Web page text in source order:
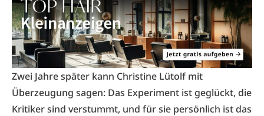
Zwei Jahre später kann Christine Lütolf mit
Überzeugung sagen: Das Experiment ist geglückt, die
Kritiker sind verstummt, und für sie persönlich ist das